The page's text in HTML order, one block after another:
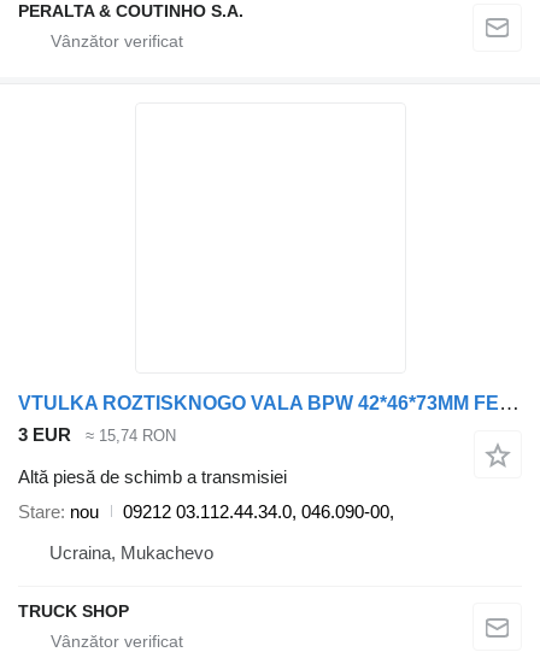
PERALTA & COUTINHO S.A.
VTULKA ROZTISKNOGO VALA BPW 42*46*73MM FEBI 09212 pentru remorcă
3 EUR ≈ 15,74 RON
Altă piesă de schimb a transmisiei
Stare nou
09212 03.112.44.34.0, 046.090-00,
Ucraina, Mukachevo
TRUCK SHOP